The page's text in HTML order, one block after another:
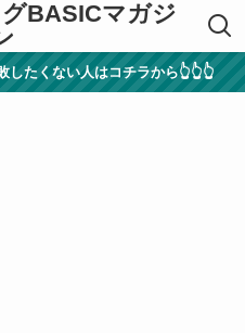
BASICマガジ
したくない人はコチラから👆👆👆